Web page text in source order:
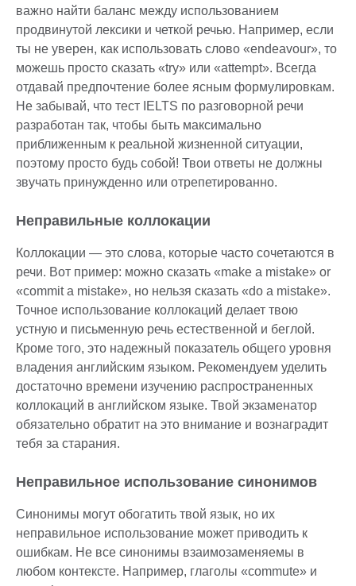
важно найти баланс между использованием
продвинутой лексики и четкой речью. Например, если
ты не уверен, как использовать слово «endeavour», то
можешь просто сказать «try» или «attempt». Всегда
отдавай предпочтение более ясным формулировкам.
Не забывай, что тест IELTS по разговорной речи
разработан так, чтобы быть максимально
приближенным к реальной жизненной ситуации,
поэтому просто будь собой! Твои ответы не должны
звучать принужденно или отрепетированно.
Неправильные коллокации
Коллокации — это слова, которые часто сочетаются в
речи. Вот пример: можно сказать «make a mistake» or
«commit a mistake», но нельзя сказать «do a mistake».
Точное использование коллокаций делает твою
устную и письменную речь естественной и беглой.
Кроме того, это надежный показатель общего уровня
владения английским языком. Рекомендуем уделить
достаточно времени изучению распространенных
коллокаций в английском языке. Твой экзаменатор
обязательно обратит на это внимание и вознаградит
тебя за старания.
Неправильное использование синонимов
Синонимы могут обогатить твой язык, но их
неправильное использование может приводить к
ошибкам. Не все синонимы взаимозаменяемы в
любом контексте. Например, глаголы «commute» и